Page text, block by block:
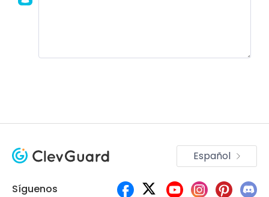
Síguenos
Español